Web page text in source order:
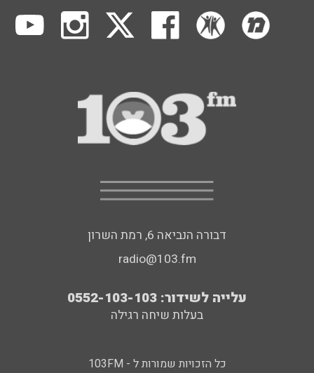
דבורה הנביאה 6, רמת השרון
radio@103.fm
עלייה לשידור: 0552-103-103
בעלות שיחה רגילה
כל הזכויות שמורות ל - 103FM